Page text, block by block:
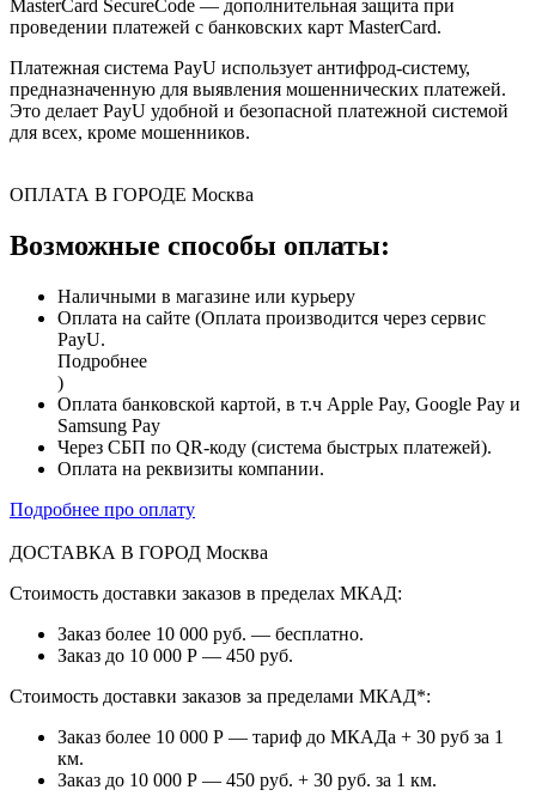
MasterCard SecureCode — дополнительная защита при
проведении платежей с банковских карт MasterCard.
Платежная система PayU использует антифрод-систему,
предназначенную для выявления мошеннических платежей.
Это делает PayU удобной и безопасной платежной системой
для всех, кроме мошенников.
ОПЛАТА В ГОРОДЕ Москва
Возможные способы оплаты:
Наличными в магазине или курьеру
Оплата на сайте (Оплата производится через сервис
PayU.
Подробнее
)
Оплата банковской картой, в т.ч Apple Pay, Google Pay и
Samsung Pay
Через СБП по QR-коду (система быстрых платежей).
Оплата на реквизиты компании.
Подробнее про оплату
ДОСТАВКА В ГОРОД Москва
Стоимость доставки заказов в пределах МКАД:
Заказ более 10 000 руб. — бесплатно.
Заказ до 10 000 Р — 450 руб.
Стоимость доставки заказов за пределами МКАД*:
Заказ более 10 000 Р — тариф до МКАДа + 30 руб за 1
км.
Заказ до 10 000 Р — 450 руб. + 30 руб. за 1 км.